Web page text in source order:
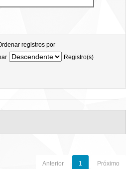
registros por
Registro(s)
Anterior 1 Próximo